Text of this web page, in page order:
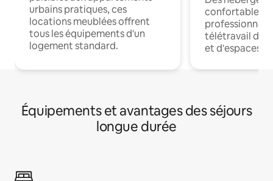
urbains pratiques, ces
locations meublées offrent
tous les équipements d'un
logement standard.
confortables
professionnels
télétravail
et d'espaces
Équipements et avantages des séjours
longue durée